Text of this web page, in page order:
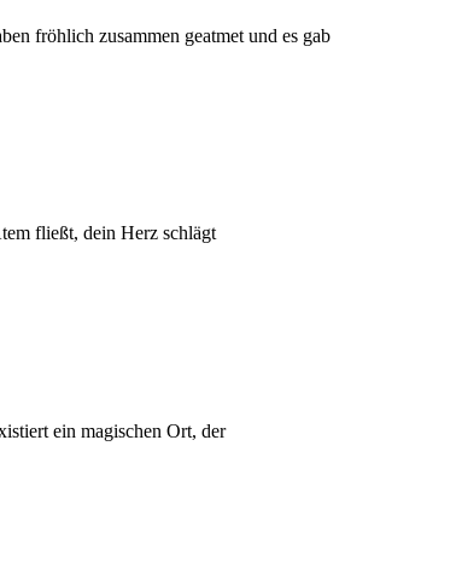
fröhlich zusammen geatmet und es gab
fließt, dein Herz schlägt
ein magischen Ort, der